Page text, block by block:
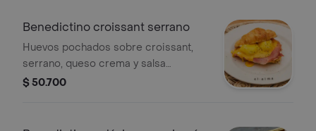
Benedictino croissant serrano
Huevos pochados sobre croissant,
serrano, queso crema y salsa
holandesa. incluye porción de fruta.
$ 50.700